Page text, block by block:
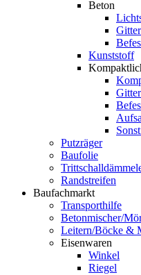
Beton
Kunststoff
Putzräger
Baufolie
Randstreifen
Baufachmarkt
Transporthilfe
Betonmischer/
Leitern/Böcke &
Eisenwaren
Winkel
Riegel